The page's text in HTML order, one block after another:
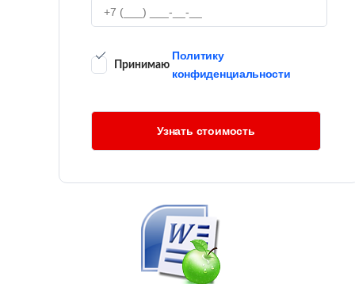
Принимаю
Политику
конфиденциальности